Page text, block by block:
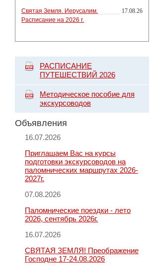
Святая Земля. Иерусалим.
Расписание на 2026 г.
17.08.26
РАСПИСАНИЕ
ПУТЕШЕСТВИЙ 2026
Методическое пособие для
экскурсоводов
Объявления
16.07.2026
Приглашаем Вас на курсы
подготовки экскурсоводов на
паломнических маршрутах 2026-
2027г.
07.08.2026
Паломнические поездки - лето
2026, сентябрь 2026г.
16.07.2026
СВЯТАЯ ЗЕМЛЯ! Преображение
Господне 17-24.08.2026